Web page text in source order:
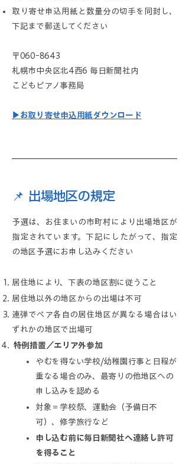
取り寄せ申込用紙と数量分の切手を同封し、
下記まで郵送してください
〒060ｰ8643
札幌市中央区北4西6 毎日新聞社内
こどもピアノ事務局
▶お取り寄せ申込用紙ダウンロード
📌 出場地区の規定
​予選は、お住まいの市町村により出場地区が
指定されています。下記にしたがって、指定
の地区予選にお申し込みください
居住地により、下表の地区割に従うこと
居住地以外の地区からの出場は不可
連弾でペア各自の居住地区が異なる場合はい
ずれかの地区で出場可
特例措置／エリア外参加
やむを得ない学校/幼稚園行事と日程が
重なる場合のみ、最寄りの他地区への
申し込みを認める
対象＝学校祭、運動会（予備日不
可）、修学旅行など
申し込む前に毎日新聞社へ連絡し許可
を得ること